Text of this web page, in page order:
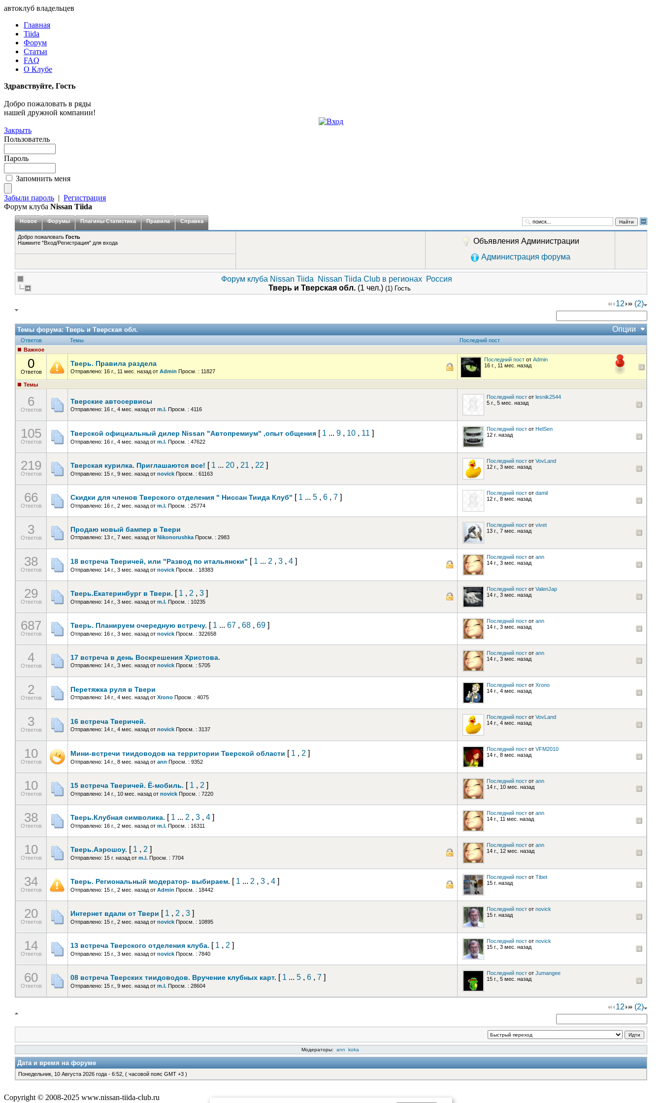
автоклуб владельцев
Главная
Tiida
Форум
Статьи
FAQ
О Клубе
Здравствуйте, Гость
Добро пожаловать в ряды
нашей дружной компании!
Закрыть
Пользователь
Пароль
Запомнить меня
Забыли пароль | Регистрация
Форум клуба Nissan Tiida
Новое Форумы Плагины Статистика Правила Справка Найти
Добро пожаловать Гость
Нажмите "Вход/Регистрация" для входа
Объявления Администрации
Администрация форума
Форум клуба Nissan Tiida Nissan Tiida Club в регионах
Россия
Тверь и Тверская обл. (1 чел.) (1) Гость
12 (2)
Темы форума:Тверь и Тверская обл. Опции
Ответов Темы
Последний пост
Важное
0
Ответов
Тверь. Правила раздела
Отправлено: 16 г., 11 мес. назад от Admin Просм. : 11827
Последний пост от Admin
16 г., 11 мес. назад
Темы
6
Ответов
Тверские автосервисы
Отправлено: 16 г., 4 мес. назад от m.l. Просм. : 4116
Последний пост от lesnik2544
5 г., 5 мес. назад
105
Ответов
Тверской официальный дилер Nissan "Автопремиум" ,опыт общения [ 1 ... 9 , 10 , 11 ]
Отправлено: 16 г., 4 мес. назад от m.l. Просм. : 47622
Последний пост от HelSen
12 г. назад
219
Ответов
Тверская курилка. Приглашаются все! [ 1 ... 20 , 21 , 22 ]
Отправлено: 15 г., 9 мес. назад от novick Просм. : 61163
Последний пост от VovLand
12 г., 3 мес. назад
66
Ответов
Скидки для членов Тверского отделения " Ниссан Тиида Клуб" [ 1 ... 5 , 6 , 7 ]
Отправлено: 16 г., 2 мес. назад от m.l. Просм. : 25774
Последний пост от damil
12 г., 8 мес. назад
3
Ответов
Продаю новый бампер в Твери
Отправлено: 13 г., 7 мес. назад от Nikonorushka Просм. : 2983
Последний пост от vivet
13 г., 7 мес. назад
38
Ответов
18 встреча Тверичей, или "Развод по итальянски" [ 1 ... 2 , 3 , 4 ]
Отправлено: 14 г., 3 мес. назад от novick Просм. : 18383
Последний пост от ann
14 г., 3 мес. назад
29
Ответов
Тверь.Екатеринбург в Твери. [ 1 , 2 , 3 ]
Отправлено: 14 г., 3 мес. назад от m.l. Просм. : 10235
Последний пост от ValenJap
14 г., 3 мес. назад
687
Ответов
Тверь. Планируем очередную встречу. [ 1 ... 67 , 68 , 69 ]
Отправлено: 16 г., 3 мес. назад от novick Просм. : 322658
Последний пост от ann
14 г., 3 мес. назад
4
Ответов
17 встреча в день Воскрешения Христова.
Отправлено: 14 г., 3 мес. назад от novick Просм. : 5705
Последний пост от ann
14 г., 3 мес. назад
2
Ответов
Перетяжка руля в Твери
Отправлено: 14 г., 4 мес. назад от Xrono Просм. : 4075
Последний пост от Xrono
14 г., 4 мес. назад
3
Ответов
16 встреча Тверичей.
Отправлено: 14 г., 4 мес. назад от novick Просм. : 3137
Последний пост от VovLand
14 г., 4 мес. назад
10
Ответов
Мини-встречи тиидоводов на территории Тверской области [ 1 , 2 ]
Отправлено: 14 г., 8 мес. назад от ann Просм. : 9352
Последний пост от VFM2010
14 г., 8 мес. назад
10
Ответов
15 встреча Тверичей. Ё-мобиль. [ 1 , 2 ]
Отправлено: 14 г., 10 мес. назад от novick Просм. : 7220
Последний пост от ann
14 г., 10 мес. назад
38
Ответов
Тверь.Клубная символика. [ 1 ... 2 , 3 , 4 ]
Отправлено: 16 г., 2 мес. назад от m.l. Просм. : 16311
Последний пост от ann
14 г., 11 мес. назад
10
Ответов
Тверь.Аэрошоу. [ 1 , 2 ]
Отправлено: 15 г. назад от m.l. Просм. : 7704
Последний пост от ann
14 г., 12 мес. назад
34
Ответов
Тверь. Региональный модератор- выбираем. [ 1 ... 2 , 3 , 4 ]
Отправлено: 15 г., 2 мес. назад от Admin Просм. : 18442
Последний пост от Tibet
15 г. назад
20
Ответов
Интернет вдали от Твери [ 1 , 2 , 3 ]
Отправлено: 15 г., 2 мес. назад от novick Просм. : 10895
Последний пост от novick
15 г. назад
14
Ответов
13 встреча Тверского отделения клуба. [ 1 , 2 ]
Отправлено: 15 г., 3 мес. назад от novick Просм. : 7840
Последний пост от novick
15 г., 3 мес. назад
60
Ответов
08 встреча Тверских тиидоводов. Вручение клубных карт. [ 1 ... 5 , 6 , 7 ]
Отправлено: 15 г., 9 мес. назад от m.l. Просм. : 28604
Последний пост от Jumangee
15 г., 5 мес. назад
12 (2)
Идти
Модераторы: ann koka
Дата и время на форуме
Понедельник, 10 Августа 2026 года - 6:52, ( часовой пояс GMT +3 )
Copyright © 2008-2025 www.nissan-tiida-club.ru